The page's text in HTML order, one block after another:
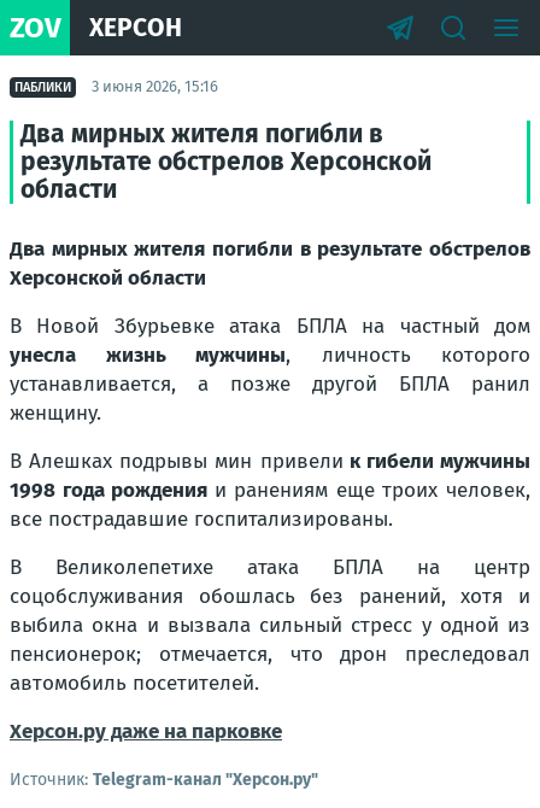
ZOV ХЕРСОН
ПАБЛИКИ 3 июня 2026, 15:16
Два мирных жителя погибли в
результате обстрелов Херсонской
области
Два мирных жителя погибли в результате обстрелов
Херсонской области
В Новой Збурьевке атака БПЛА на частный дом
унесла жизнь мужчины, личность которого
устанавливается, а позже другой БПЛА ранил
женщину.
В Алешках подрывы мин привели к гибели мужчины
1998 года рождения и ранениям еще троих человек,
все пострадавшие госпитализированы.
В Великолепетихе атака БПЛА на центр
соцобслуживания обошлась без ранений, хотя и
выбила окна и вызвала сильный стресс у одной из
пенсионерок; отмечается, что дрон преследовал
автомобиль посетителей.
Херсон.ру даже на парковке
Источник: Telegram-канал "Херсон.ру"